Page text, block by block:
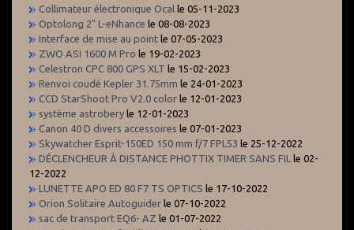
Collimateur électronique Ocal le 05-11-2023
Optolong 2" L-eNhance le 08-08-2023
Interface de mise au point le 07-05-2023
ZWO ASI 1600 M Pro le 19-02-2023
Celestron CPC 800 GPS XLT le 15-02-2023
Renvoi coudé Kepler 31.75mm le 24-01-2023
CCD StarShoot Pro V2.0 color le 12-01-2023
système astrobery le 12-01-2023
Canon 40 D divers accessoires le 07-01-2023
Skywatcher Esprit-150ED 150 mm f/7 FPL53 le 25-12-2022
DÉCLENCHEUR À DISTANCE PHOTTIX TIMER SANS FIL le 02-
12-2022
LUNETTE APO ED 80 F7 TS OPTICS le 17-10-2022
Orion Solitaire Autoguider le 07-10-2022
sac de transport EQ6- AZ le 01-07-2022